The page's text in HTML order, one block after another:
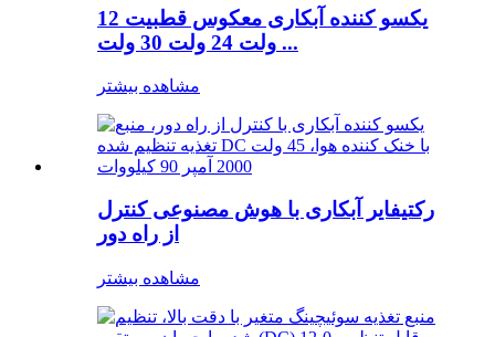
یکسو کننده آبکاری معکوس قطبیت 12
ولت 24 ولت 30 ولت ...
مشاهده بیشتر
رکتیفایر آبکاری با هوش مصنوعی کنترل
از راه دور
مشاهده بیشتر